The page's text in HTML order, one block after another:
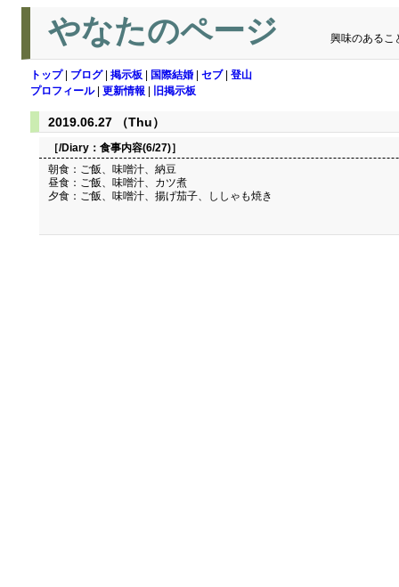
やなたのページ 興味のあるこ
トップ| ブログ| 掲示板 国際結婚 セブ| 登山
プロフィール| 更新情報 旧掲示板
2019.06.27 （Thu）
［/Diary： 食事内容(6/27)］
朝食：ご飯、味噌汁、納豆
昼食：ご飯、味噌汁、カツ煮
夕食：ご飯、味噌汁、揚げ茄子、ししゃも焼き